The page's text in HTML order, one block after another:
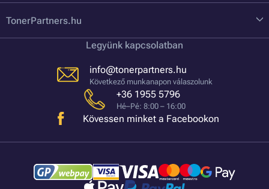
TonerPartners.hu
Legyünk kapcsolatban
info@tonerpartners.hu
Következő munkanapon válaszolunk
+36 1955 5796
Hé–Pé: 8:00 – 16:00
Kövessen minket a Facebookon